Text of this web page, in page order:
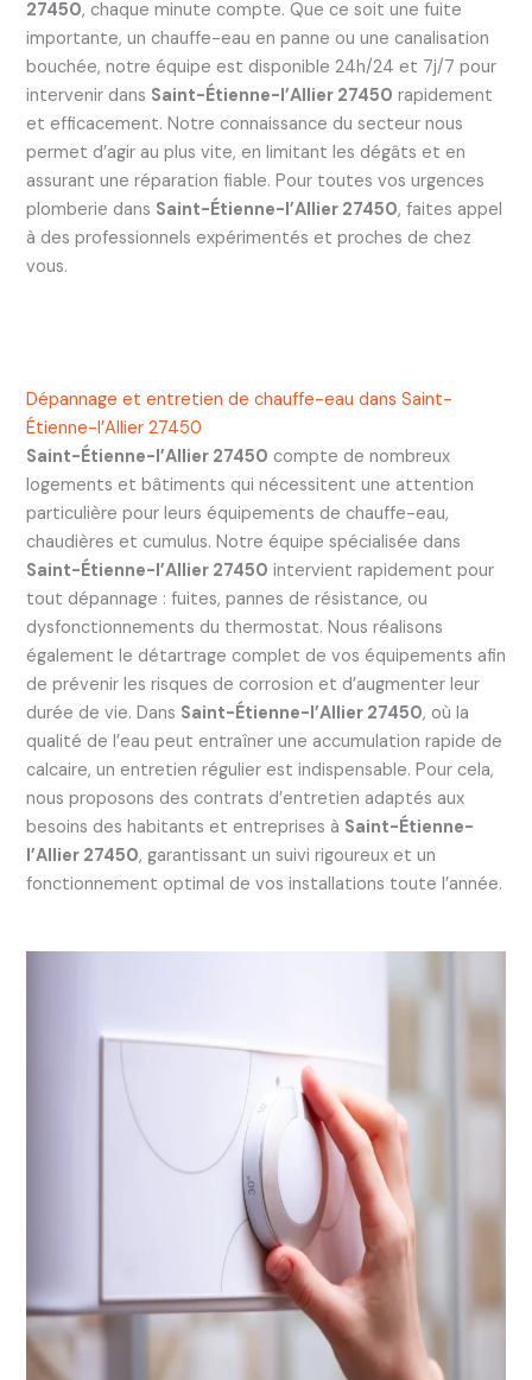
27450, chaque minute compte. Que ce soit une fuite
importante, un chauffe-eau en panne ou une canalisation
bouchée, notre équipe est disponible 24h/24 et 7j/7 pour
intervenir dans Saint-Étienne-l’Allier 27450 rapidement
et efficacement. Notre connaissance du secteur nous
permet d’agir au plus vite, en limitant les dégâts et en
assurant une réparation fiable. Pour toutes vos urgences
plomberie dans Saint-Étienne-l’Allier 27450, faites appel
à des professionnels expérimentés et proches de chez
vous.
Dépannage et entretien de chauffe-eau dans Saint-
Étienne-l’Allier 27450
Saint-Étienne-l’Allier 27450 compte de nombreux
logements et bâtiments qui nécessitent une attention
particulière pour leurs équipements de chauffe-eau,
chaudières et cumulus. Notre équipe spécialisée dans
Saint-Étienne-l’Allier 27450 intervient rapidement pour
tout dépannage : fuites, pannes de résistance, ou
dysfonctionnements du thermostat. Nous réalisons
également le détartrage complet de vos équipements afin
de prévenir les risques de corrosion et d’augmenter leur
durée de vie. Dans Saint-Étienne-l’Allier 27450, où la
qualité de l’eau peut entraîner une accumulation rapide de
calcaire, un entretien régulier est indispensable. Pour cela,
nous proposons des contrats d’entretien adaptés aux
besoins des habitants et entreprises à Saint-Étienne-
l’Allier 27450, garantissant un suivi rigoureux et un
fonctionnement optimal de vos installations toute l’année.